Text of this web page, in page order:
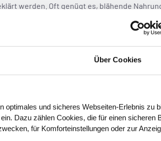
Über Cookies
optimales und sicheres Webseiten-Erlebnis zu
Dazu zählen Cookies, die für einen sicheren
für Komforteinstellungen oder zur
werden. Oft genügt es, blähende
bei hartnäckigen Blähungen wirken Tees